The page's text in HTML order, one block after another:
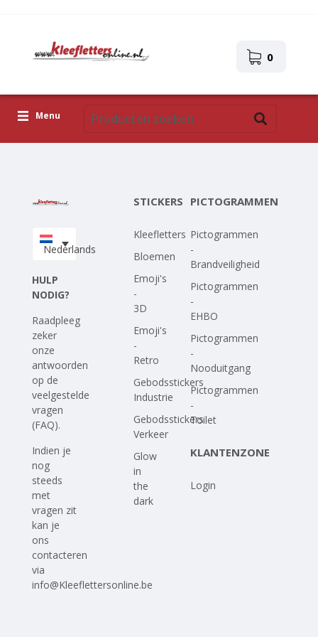
0
Menu
Upload je eigen ontwerp
Nederlands
HULP
NODIG?
Raadpleeg
zeker
onze
antwoorden
op de
veelgestelde
vragen
(FAQ).
Indien je
nog
steeds
met
vragen zit
kan je
ons
contacteren
via
info@Kleeflettersonline.be
STICKERS
Kleefletters
Bloemen
Emoji's
-
3D
Emoji's
-
Retro
Gebodsstickers
Industrie
Gebodsstickers
Verkeer
Glow
in
the
dark
PICTOGRAMMEN
Pictogrammen
-
Brandveiligheid
Pictogrammen
-
EHBO
Pictogrammen
-
Nooduitgang
Pictogrammen
-
Toilet
KLANTENZONE
Login